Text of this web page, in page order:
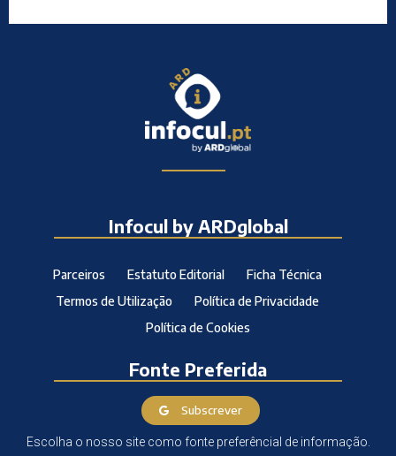
Infocul by ARDglobal
Parceiros Estatuto Editorial
Ficha Técnica
Termos de Utilização
Política de Privacidade
Política de Cookies
Fonte Preferida
Subscrever
Escolha o nosso site como fonte preferêncial de informação.